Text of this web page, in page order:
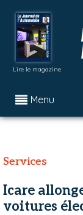
Lire le magazine
Menu
Services
Icare
voitures